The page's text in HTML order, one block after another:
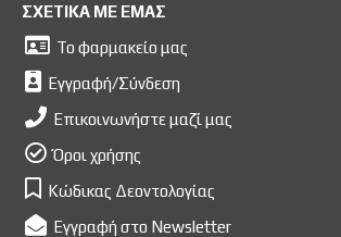
ΣΧΕΤΙΚΑ ΜΕ ΕΜΑΣ
Το φαρμακείο μας
Εγγραφή/Σύνδεση
Επικοινωνήστε μαζί μας
Όροι χρήσης
Κώδικας Δεοντολογίας
Εγγραφή στο Newsletter